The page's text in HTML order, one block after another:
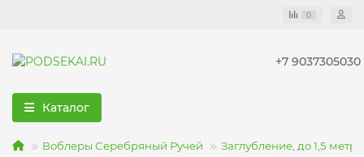
0
+7 9037305030
Каталог
Воблеры Серебряный Ручей Заглубление, до 1,5